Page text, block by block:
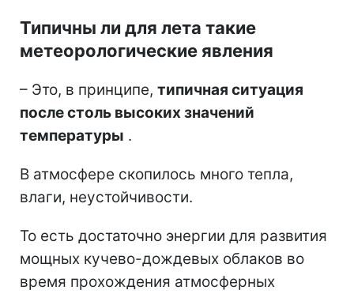
Типичны ли для лета такие
метеорологические явления
– Это, в принципе, типичная ситуация
после столь высоких значений
температуры .
В атмосфере скопилось много тепла,
влаги, неустойчивости.
То есть достаточно энергии для развития
мощных кучево-дождевых облаков во
время прохождения атмосферных